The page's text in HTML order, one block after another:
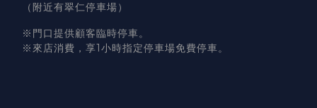
（附近有翠仁停車場）
※門口提供顧客臨時停車。
※來店消費，享1小時指定停車場免費停車。